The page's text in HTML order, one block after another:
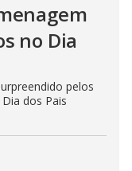
no Dia
pelos
dos Pais